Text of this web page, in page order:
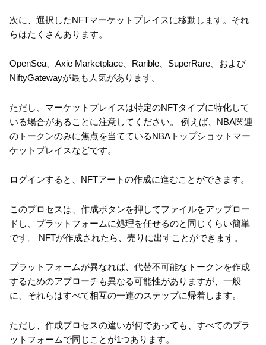
次に、選択したNFTマーケットプレイスに移動します。それ
らはたくさんあります。
OpenSea、Axie Marketplace、Rarible、SuperRare、および
NiftyGatewayが最も人気があります。
ただし、マーケットプレイスは特定のNFTタイプに特化して
いる場合があることに注意してください。 例えば、NBA関連
のトークンのみに焦点を当てているNBAトップショットマー
ケットプレイスなどです。
ログインすると、NFTアートの作成に進むことができます。
このプロセスは、作成ボタンを押してファイルをアップロー
ドし、プラットフォームに処理を任せるのと同じくらい簡単
です。 NFTが作成されたら、売りに出すことができます。
プラットフォームが異なれば、代替不可能なトークンを作成
するためのアプローチも異なる可能性がありますが、一般
に、それらはすべて相互の一連のステップに帰着します。
ただし、作成プロセスの違いが何であっても、すべてのプラ
ットフォームで同じことが1つあります。